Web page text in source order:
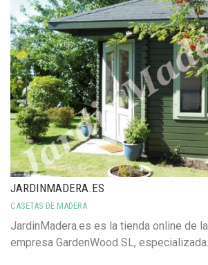
JARDINMADERA.ES
CASETAS DE MADERA
JardinMadera.es es la tienda online de la
empresa GardenWood SL, especializada…